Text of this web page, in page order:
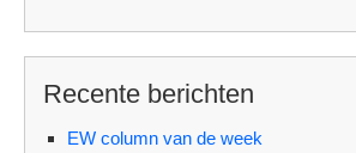
Recente berichten
EW column van de week